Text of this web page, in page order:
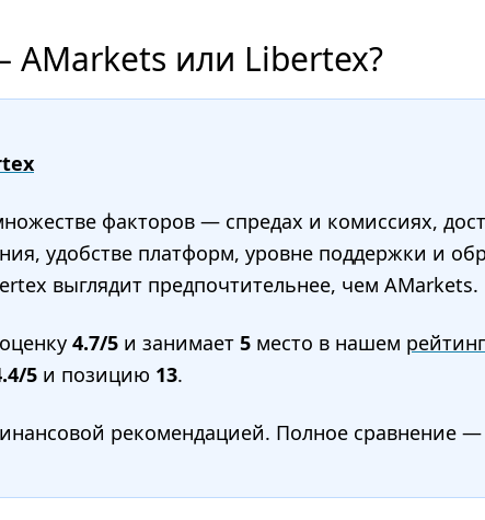
или Libertex?
факторов — спредах и комиссиях,
удобстве платформ, уровне поддержки и
выглядит предпочтительнее, чем AMarkets.
4.7/5 и занимает 5 место в нашем
5 и позицию 13.
рекомендацией. Полное сравнение